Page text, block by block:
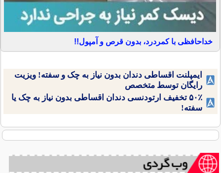
خداحافظی با کمردرد، بدون قرص و آمپول!!
ایمپلنت اقساطی دندان بدون نیاز به چک و سفته! ویزیت
رایگان توسط متخصص
۵۰٪ تخفیف ارتودنسی دندان اقساطی بدون نیاز به چک یا
سفته!